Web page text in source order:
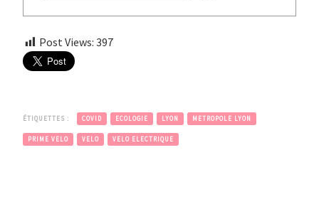
Post Views: 397
ÉTIQUETTES : COVID ECOLOGIE LYON METROPOLE LYON
PRIME VELO VELO VELO ELECTRIQUE